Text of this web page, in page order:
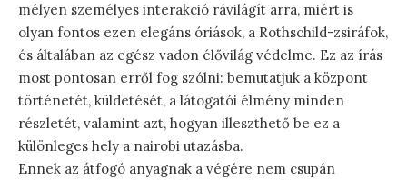
mélyen személyes interakció rávilágít arra, miért is
olyan fontos ezen elegáns óriások, a Rothschild-zsiráfok,
és általában az egész vadon élővilág védelme. Ez az írás
most pontosan erről fog szólni: bemutatjuk a központ
történetét, küldetését, a látogatói élmény minden
részletét, valamint azt, hogyan illeszthető be ez a
különleges hely a nairobi utazásba.
Ennek az átfogó anyagnak a végére nem csupán